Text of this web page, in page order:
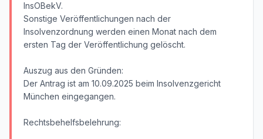
InsOBekV.
Sonstige Veröffentlichungen nach der
Insolvenzordnung werden einen Monat nach dem
ersten Tag der Veröffentlichung gelöscht.
Auszug aus den Gründen:
Der Antrag ist am 10.09.2025 beim Insolvenzgericht
München eingegangen.
Rechtsbehelfsbelehrung: